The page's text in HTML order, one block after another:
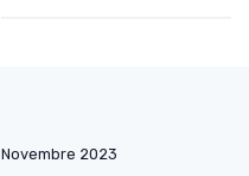
Novembre 2023